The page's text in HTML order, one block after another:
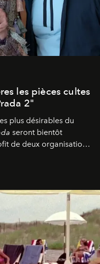
les pièces cultes
2"
plus désirables du
seront bientôt
de deux organisations